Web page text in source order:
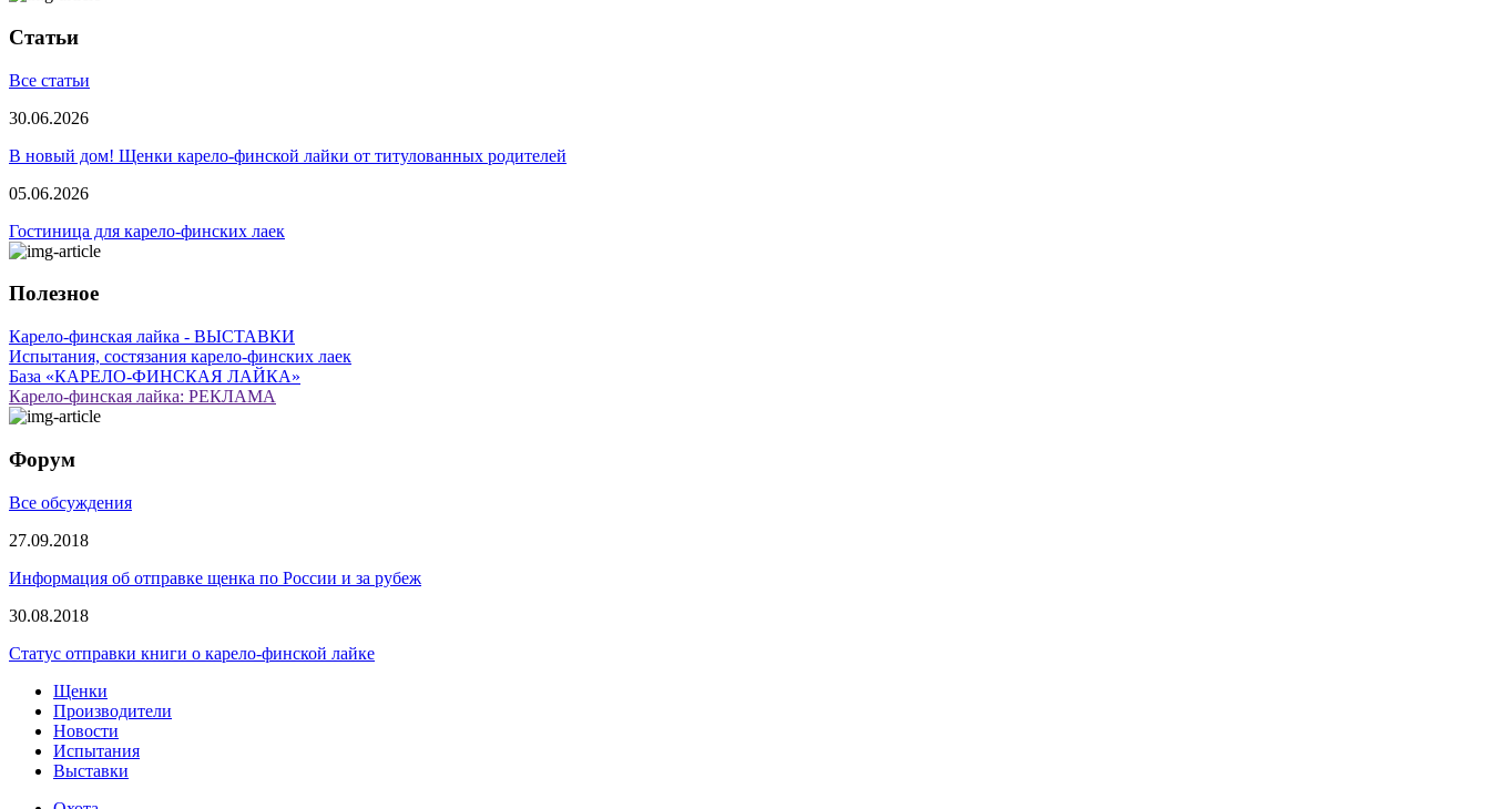
Статьи
Все статьи
30.06.2026
В новый дом! Щенки карело-финской лайки от титулованных родителей
05.06.2026
Гостиница для карело-финских лаек
Полезное
Карело-финская лайка - ВЫСТАВКИ
Испытания, состязания карело-финских лаек
База «КАРЕЛО-ФИНСКАЯ ЛАЙКА»
Карело-финская лайка: РЕКЛАМА
Форум
Все обсуждения
27.09.2018
Информация об отправке щенка по России и за рубеж
30.08.2018
Статус отправки книги о карело-финской лайке
Щенки
Производители
Новости
Испытания
Выставки